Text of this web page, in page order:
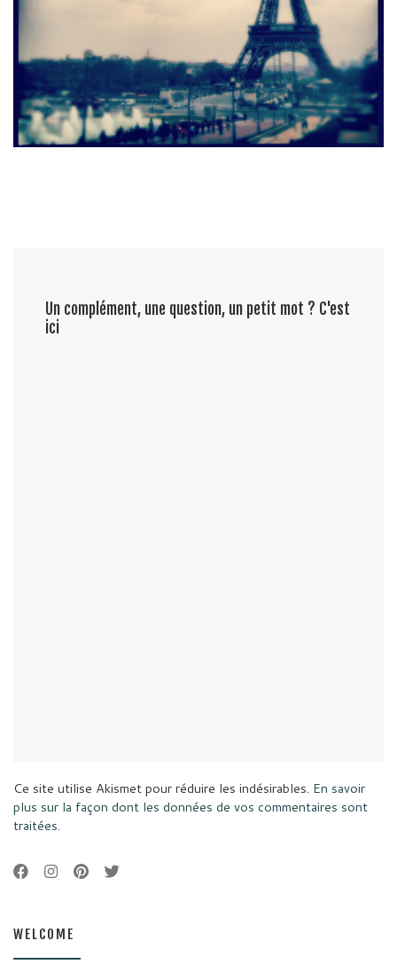
Un complément, une question, un petit mot ? C'est
ici
Ce site utilise Akismet pour réduire les indésirables. En savoir
plus sur la façon dont les données de vos commentaires sont
traitées.
WELCOME